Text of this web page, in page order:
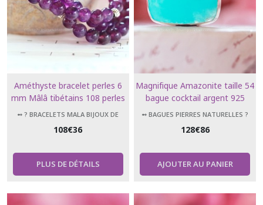
Améthyste bracelet perles 6
mm Mâlâ tibétains 108 perles
bijoux de méditation
➻ ? BRACELETS MALA BIJOUX DE
108€36
PLUS DE DÉTAILS
Magnifique Amazonite taille 54
bague cocktail argent 925
forme rectangle collection luxe
➻ BAGUES PIERRES NATURELLES ?
128€86
AJOUTER AU PANIER